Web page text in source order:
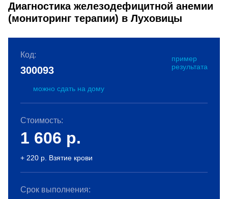
Диагностика железодефицитной анемии
(мониторинг терапии) в Луховицы
Код:
пример
результата
300093
можно сдать на дому
Стоимость:
1 606 р.
+ 220 р. Взятие крови
Срок выполнения: